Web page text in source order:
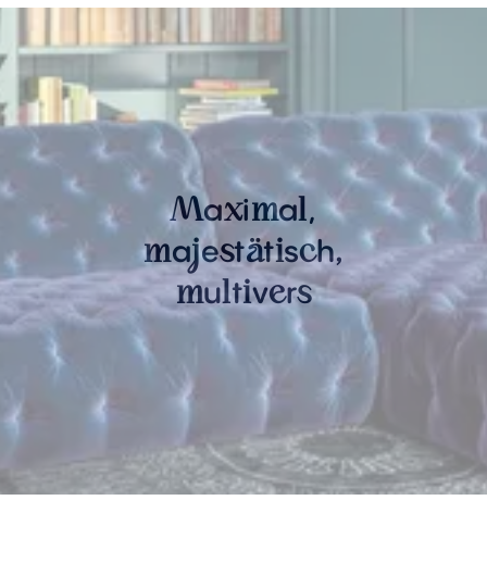
Maxima ,
majestätisch,
mul tivers